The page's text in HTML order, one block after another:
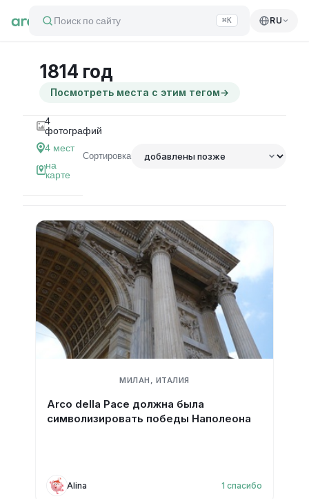
Поиск по сайту ⌘K RU
1814 год
Посмотреть места с этим тегом→
4
фотографий
4 мест
на
карте
Сортировка
МИЛАН, ИТАЛИЯ
Arco della Pace должна была
символизировать победы Наполеона
Alina 1 спасибо